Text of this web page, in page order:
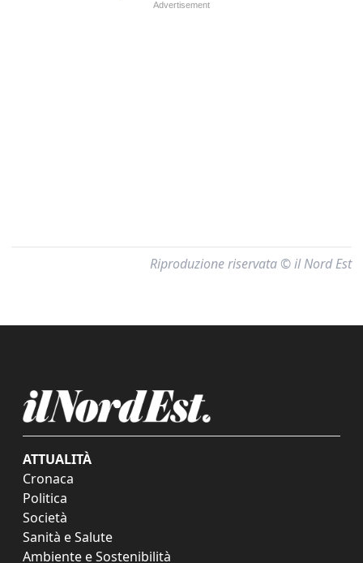
Riproduzione riservata © il Nord Est
ATTUALITÀ
Cronaca
Politica
Società
Sanità e Salute
Ambiente e Sostenibilità